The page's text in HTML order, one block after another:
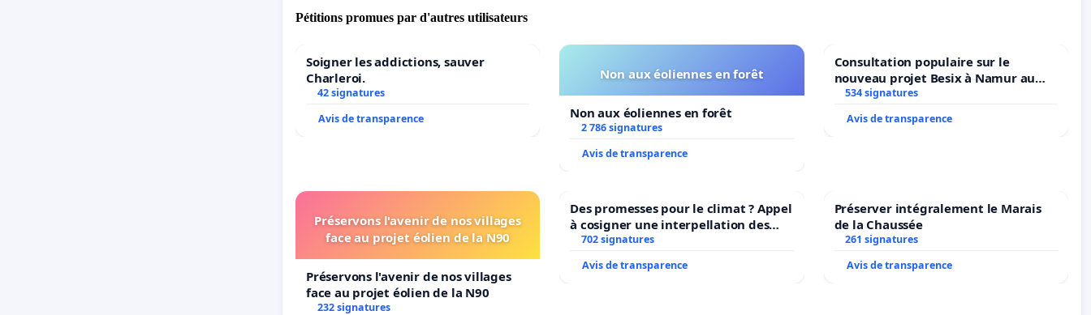
Pétitions promues par d'autres utilisateurs
Soigner les addictions, sauver
Charleroi.
42 signatures
Avis de transparence
Non aux éoliennes en forêt
Non aux éoliennes en forêt
2 786 signatures
Avis de transparence
Consultation populaire sur le
nouveau projet Besix à Namur au
Parc Léopold ?
534 signatures
Avis de transparence
Préservons l'avenir de nos villages
face au projet éolien de la N90
Préservons l'avenir de nos villages
face au projet éolien de la N90
232 signatures
Des promesses pour le climat ? Appel
à cosigner une interpellation des
ministres wallons du climat et de
702 signatures
Avis de transparence
Préserver intégralement le Marais
de la Chaussée
261 signatures
Avis de transparence